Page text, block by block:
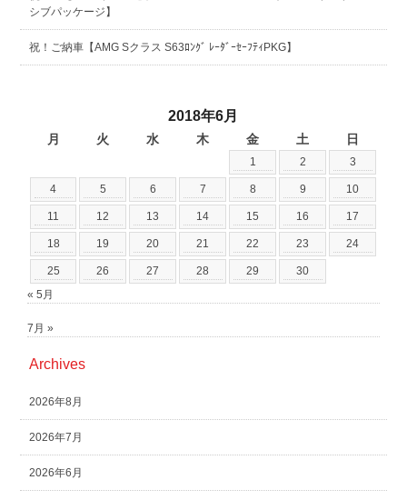
シブパッケージ】
祝！ご納車【AMG Sクラス S63ﾛﾝｸﾞ ﾚｰﾀﾞｰｾｰﾌﾃｨPKG】
2018年6月
月 火 水 木 金 土 日
1 2 3
4 5 6 7 8 9 10
11 12 13 14 15 16 17
18 19 20 21 22 23 24
25 26 27 28 29
30
« 5月
7月 »
Archives
2026年8月
2026年7月
2026年6月